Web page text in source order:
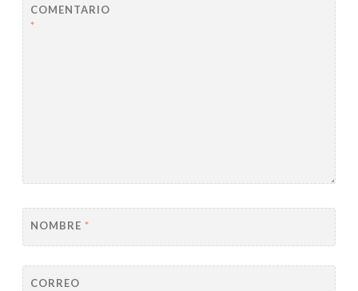
COMENTARIO
*
NOMBRE *
CORREO